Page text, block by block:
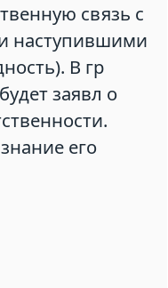
связь с
наступившими
В гр
заявл о
его